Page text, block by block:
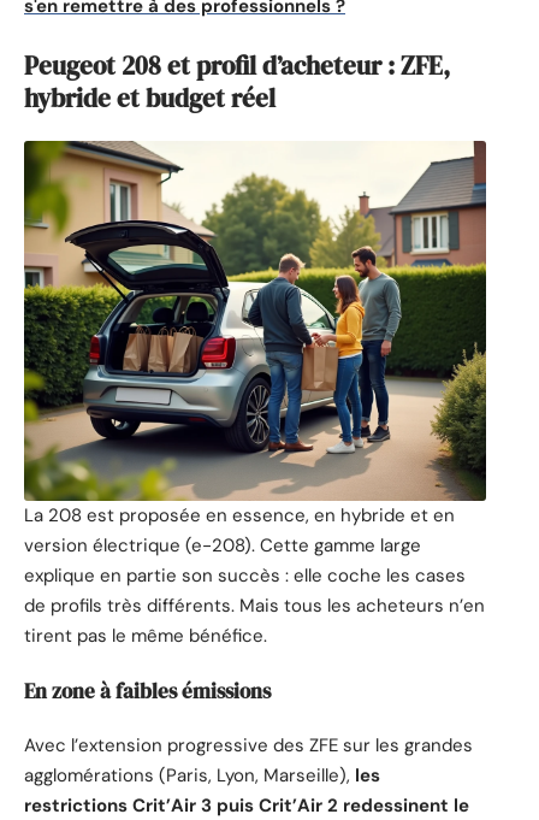
s'en remettre à des professionnels ?
Peugeot 208 et profil d’acheteur : ZFE,
hybride et budget réel
La 208 est proposée en essence, en hybride et en
version électrique (e-208). Cette gamme large
explique en partie son succès : elle coche les cases
de profils très différents. Mais tous les acheteurs n’en
tirent pas le même bénéfice.
En zone à faibles émissions
Avec l’extension progressive des ZFE sur les grandes
agglomérations (Paris, Lyon, Marseille), les
restrictions Crit’Air 3 puis Crit’Air 2 redessinent le